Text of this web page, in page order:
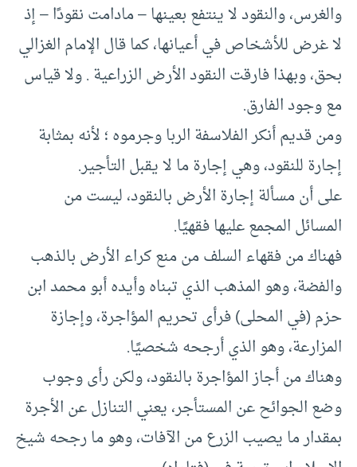
والغرس، والنقود لا ينتفع بعينها – مادامت نقودًا – إذ
لا غرض للأشخاص في أعيانها، كما قال الإمام الغزالي
بحق، وبهذا فارقت النقود الأرض الزراعية . ولا قياس
مع وجود الفارق.
ومن قديم أنكر الفلاسفة الربا وجرموه ؛ لأنه بمثابة
إجارة للنقود، وهي إجارة ما لا يقبل التأجير.
على أن مسألة إجارة الأرض بالنقود، ليست من
المسائل المجمع عليها فقهيًا.
فهناك من فقهاء السلف من منع كراء الأرض بالذهب
والفضة، وهو المذهب الذي تبناه وأيده أبو محمد ابن
حزم (في المحلى) فرأى تحريم المؤاجرة، وإجازة
المزارعة، وهو الذي أرجحه شخصيًا.
وهناك من أجاز المؤاجرة بالنقود، ولكن رأى وجوب
وضع الجوائح عن المستأجر، يعني التنازل عن الأجرة
بمقدار ما يصيب الزرع من الآفات، وهو ما رجحه شيخ